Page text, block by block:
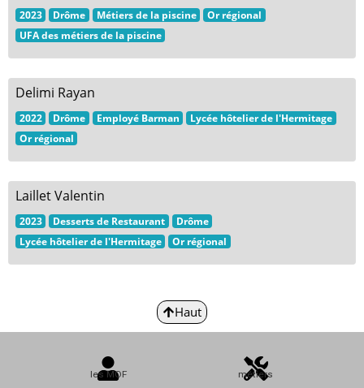
2023 Drôme Métiers de la piscine
Or régional
UFA des métiers de la piscine
Delimi Rayan
2022 Drôme Employé Barman
Lycée hôtelier de l'Hermitage
Or régional
Laillet Valentin
2023 Desserts de Restaurant
Drôme
Lycée hôtelier de l'Hermitage
Or régional
Haut
les MOF métiers